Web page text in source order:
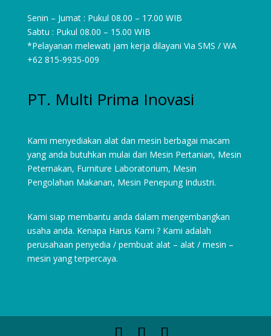
Senin – Jumat : Pukul 08.00 – 17.00 WIB
Sabtu : Pukul 08.00 – 15.00 WIB
*Pelayanan melewati jam kerja dilayani Via SMS / WA
+62 815-9935-009
PT. Multi Prima Inovasi
Kami menyediakan alat dan mesin berbagai macam
yang anda butuhkan mulai dari Mesin Pertanian, Mesin
Peternakan, Furniture Laboratorium, Mesin
Pengolahan Makanan, Mesin Penepung Industri.
Kami siap membantu anda dalam mengembangkan
usaha anda. Kenapa Harus Kami ? Kami adalah
perusahaan penyedia / pembuat alat – alat / mesin –
mesin yang terpercaya.